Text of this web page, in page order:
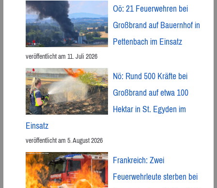
Oö: 21 Feuerwehren bei
Großbrand auf Bauernhof in
Pettenbach im Einsatz
veröffentlicht am 11. Juli 2026
Nö: Rund 500 Kräfte bei
Großbrand auf etwa 100
Hektar in St. Egyden im
Einsatz
veröffentlicht am 5. August 2026
Frankreich: Zwei
Feuerwehrleute sterben bei